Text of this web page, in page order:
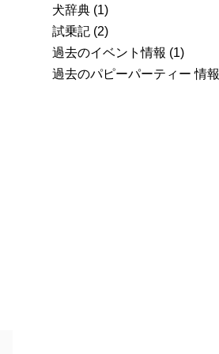
犬辞典 (1)
試乗記 (2)
過去のイベント情報 (1)
過去のパピーパーティー 情報